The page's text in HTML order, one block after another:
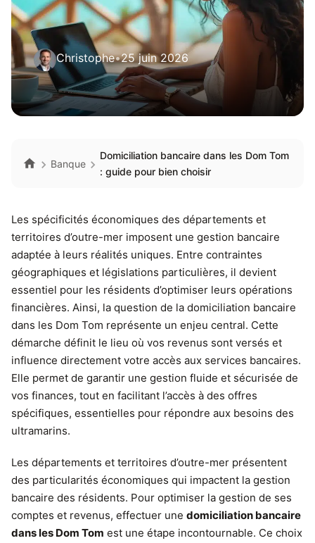
Christophe•25 juin 2026
Banque
Domiciliation bancaire dans les Dom Tom
: guide pour bien choisir
Les spécificités économiques des départements et
territoires d’outre-mer imposent une gestion bancaire
adaptée à leurs réalités uniques. Entre contraintes
géographiques et législations particulières, il devient
essentiel pour les résidents d’optimiser leurs opérations
financières. Ainsi, la question de la domiciliation bancaire
dans les Dom Tom représente un enjeu central. Cette
démarche définit le lieu où vos revenus sont versés et
influence directement votre accès aux services bancaires.
Elle permet de garantir une gestion fluide et sécurisée de
vos finances, tout en facilitant l’accès à des offres
spécifiques, essentielles pour répondre aux besoins des
ultramarins.
Les départements et territoires d’outre-mer présentent
des particularités économiques qui impactent la gestion
bancaire des résidents. Pour optimiser la gestion de ses
comptes et revenus, effectuer une domiciliation bancaire
dans les Dom Tom est une étape incontournable. Ce choix